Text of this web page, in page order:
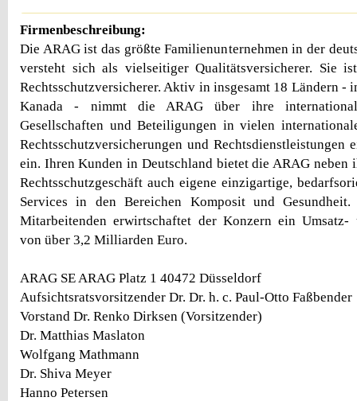
Firmenbeschreibung:
Die ARAG ist das größte Familienunternehmen in der
versteht sich als vielseitiger Qualitätsversicherer. Sie
Rechtsschutzversicherer. Aktiv in insgesamt 18 Ländern -
Kanada - nimmt die ARAG über ihre
Gesellschaften und Beteiligungen in vielen
Rechtsschutzversicherungen und Rechtsdienstleistungen
ein. Ihren Kunden in Deutschland bietet die ARAG neben
Rechtsschutzgeschäft auch eigene einzigartige,
Services in den Bereichen Komposit und
Mitarbeitenden erwirtschaftet der Konzern ein Umsatz-
von über 3,2 Milliarden Euro.
ARAG SE ARAG Platz 1 40472 Düsseldorf
Aufsichtsratsvorsitzender Dr. Dr. h. c. Paul-Otto Faßbender
Vorstand Dr. Renko Dirksen (Vorsitzender)
Dr. Matthias Maslaton
Wolfgang Mathmann
Dr. Shiva Meyer
Hanno Petersen